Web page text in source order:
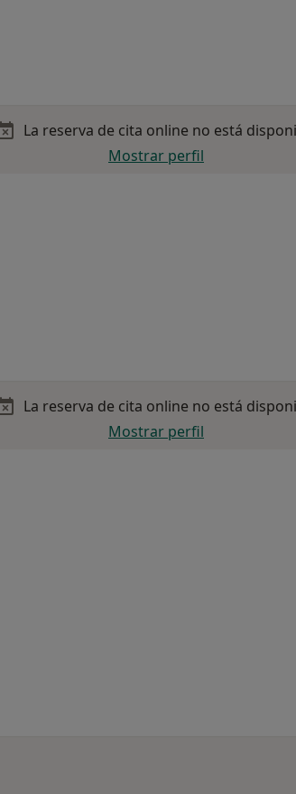
La reserva de cita online no está
Mostrar perfil
La reserva de cita online no está
Mostrar perfil